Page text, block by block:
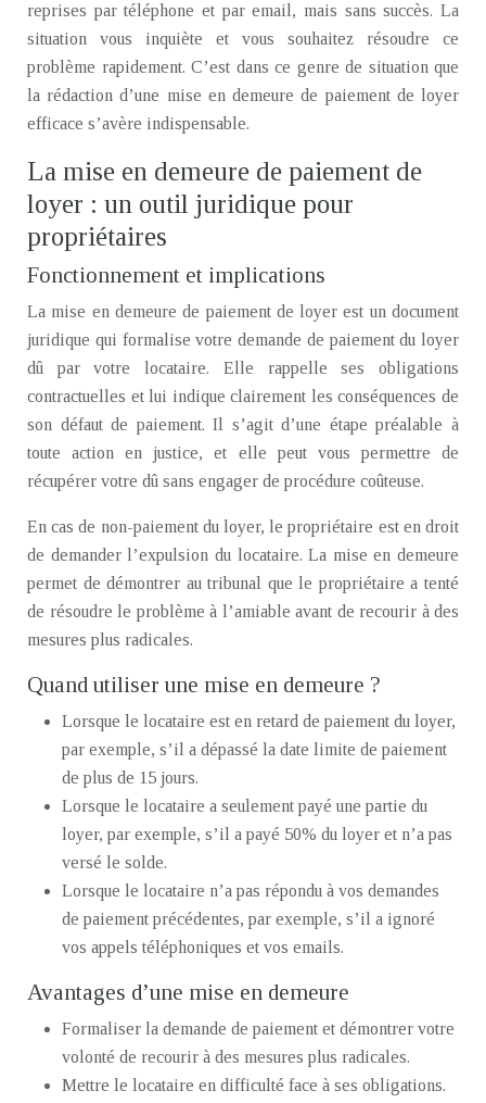
reprises par téléphone et par email, mais sans succès. La
situation vous inquiète et vous souhaitez résoudre ce
problème rapidement. C’est dans ce genre de situation que
la rédaction d’une mise en demeure de paiement de loyer
efficace s’avère indispensable.
La mise en demeure de paiement de
loyer : un outil juridique pour
propriétaires
Fonctionnement et implications
La mise en demeure de paiement de loyer est un document
juridique qui formalise votre demande de paiement du loyer
dû par votre locataire. Elle rappelle ses obligations
contractuelles et lui indique clairement les conséquences de
son défaut de paiement. Il s’agit d’une étape préalable à
toute action en justice, et elle peut vous permettre de
récupérer votre dû sans engager de procédure coûteuse.
En cas de non-paiement du loyer, le propriétaire est en droit
de demander l’expulsion du locataire. La mise en demeure
permet de démontrer au tribunal que le propriétaire a tenté
de résoudre le problème à l’amiable avant de recourir à des
mesures plus radicales.
Quand utiliser une mise en demeure ?
Lorsque le locataire est en retard de paiement du loyer,
par exemple, s’il a dépassé la date limite de paiement
de plus de 15 jours.
Lorsque le locataire a seulement payé une partie du
loyer, par exemple, s’il a payé 50% du loyer et n’a pas
versé le solde.
Lorsque le locataire n’a pas répondu à vos demandes
de paiement précédentes, par exemple, s’il a ignoré
vos appels téléphoniques et vos emails.
Avantages d’une mise en demeure
Formaliser la demande de paiement et démontrer votre
volonté de recourir à des mesures plus radicales.
Mettre le locataire en difficulté face à ses obligations.